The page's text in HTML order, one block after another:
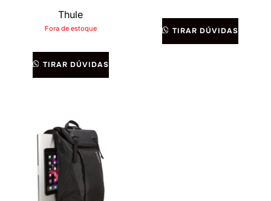
Thule
Fora de estoque
TIRAR DÚVIDAS
TIRAR DÚVIDAS